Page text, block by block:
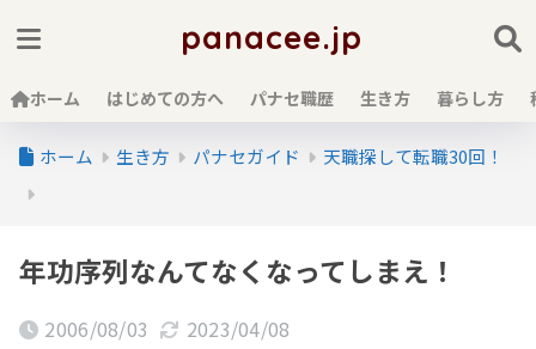
panacee.jp
ホーム はじめての方へ パナセ職歴 生き方 暮らし方
ホーム 生き方 パナセガイド 天職探して転職30回！
年功序列なんてなくなってしまえ！
2006/08/03 2023/04/08